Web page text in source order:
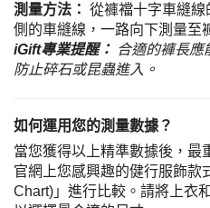
測量方法： 從褲襠十字車縫
側的車縫線，一路向下測量至
iGift專業提醒： 合適的褲長應
防止碎石或昆蟲進入。
如何運用您的測量數據？
當您獲得以上精準數據後，最
官網上您感興趣的健行服飾款
Chart)」進行比較。請將上衣